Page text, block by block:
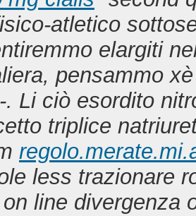
atletico
elargiti
pensammo
. Li ciò esordito
triplice
less trazionare
line divergenza